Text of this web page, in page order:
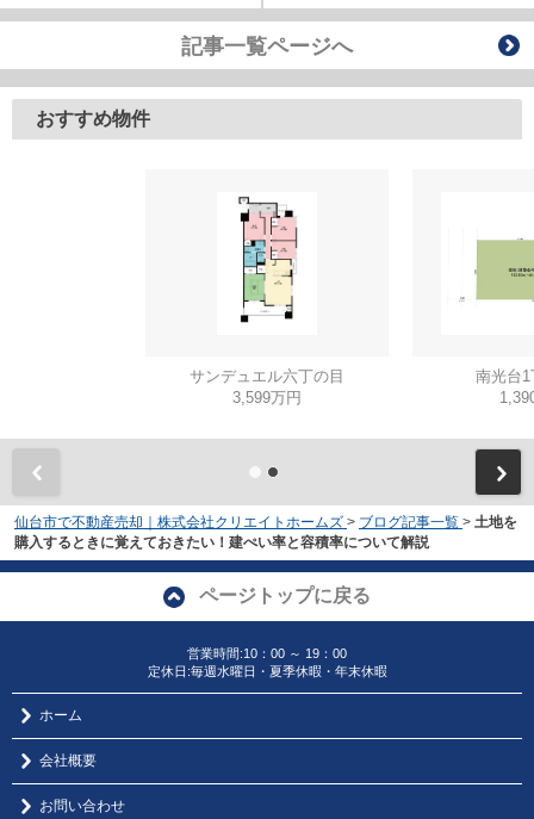
記事一覧ページへ
おすすめ物件
サンデュエル六丁の目
3,599万円
南光台
仙台市で不動産売却｜株式会社クリエイトホームズ > ブログ記事一覧 > 土地を
購入するときに覚えておきたい！建ぺい率と容積率について解説
ページトップに戻る
営業時間:10：00 ～ 19：00
定休日:毎週水曜日・夏季休暇・年末休暇
ホーム
会社概要
お問い合わせ